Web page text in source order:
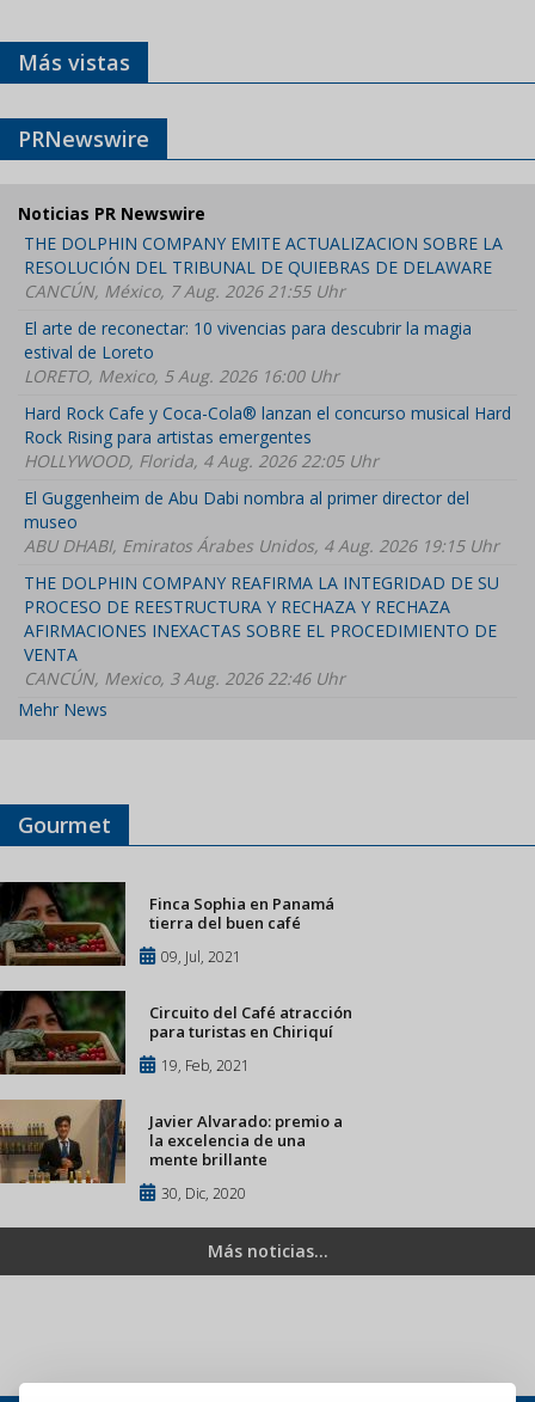
Más vistas
PRNewswire
Noticias PR Newswire
THE DOLPHIN COMPANY EMITE ACTUALIZACION SOBRE LA
RESOLUCIÓN DEL TRIBUNAL DE QUIEBRAS DE DELAWARE
CANCÚN, México, 7 Aug. 2026 21:55 Uhr
El arte de reconectar: 10 vivencias para descubrir la magia
estival de Loreto
LORETO, Mexico, 5 Aug. 2026 16:00 Uhr
Hard Rock Cafe y Coca-Cola® lanzan el concurso musical Hard
Rock Rising para artistas emergentes
HOLLYWOOD, Florida, 4 Aug. 2026 22:05 Uhr
El Guggenheim de Abu Dabi nombra al primer director del
museo
ABU DHABI, Emiratos Árabes Unidos, 4 Aug. 2026 19:15 Uhr
THE DOLPHIN COMPANY REAFIRMA LA INTEGRIDAD DE SU
PROCESO DE REESTRUCTURA Y RECHAZA Y RECHAZA
AFIRMACIONES INEXACTAS SOBRE EL PROCEDIMIENTO DE
VENTA
CANCÚN, Mexico, 3 Aug. 2026 22:46 Uhr
Mehr News
Gourmet
Finca Sophia en Panamá
tierra del buen café
09, Jul, 2021
Circuito del Café atracción
para turistas en Chiriquí
19, Feb, 2021
Javier Alvarado: premio a
la excelencia de una
mente brillante
30, Dic, 2020
Más noticias...